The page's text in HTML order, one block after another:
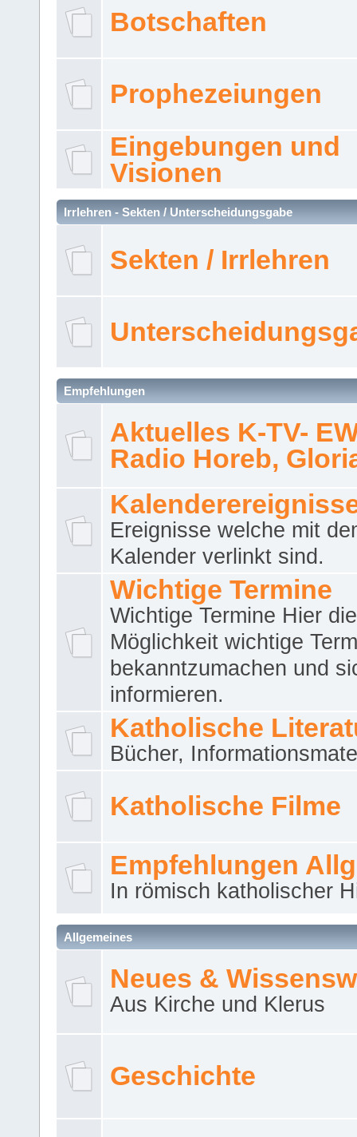
Botschaften
Prophezeiungen
Eingebungen und
Visionen
Irrlehren - Sekten / Unterscheidungsgabe
Sekten / Irrlehren
Empfehlungen
Aktuelles K-TV-
Radio Horeb,
Ereignisse welche mit
Kalender verlinkt sind.
Wichtige Termine
Wichtige Termine Hier die
Möglichkeit wichtige
bekanntzumachen und
informieren.
Katholische
Bücher,
Katholische Filme
Empfehlungen
In römisch katholischer
Allgemeines
Neues &
Aus Kirche und Klerus
Geschichte